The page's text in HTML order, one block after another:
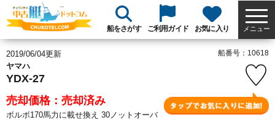
船をさがす ご利用ガイド お気に入り メニュー
2019/06/04更新
ヤマハ
YDX-27
売却価格：売却済み
ボルボ170馬力に載せ換え 30ノットオーバ
船番号：10618